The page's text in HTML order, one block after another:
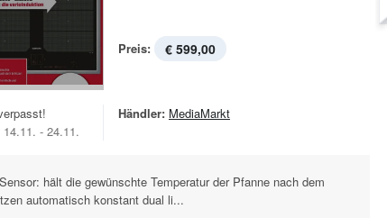
Preis: € 599,00
14.11. - 24.11.
Händler: MediaMarkt
hält die gewünschte Temperatur der Pfanne nach dem
automatisch konstant dual li...